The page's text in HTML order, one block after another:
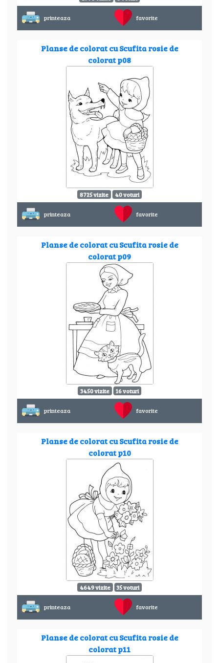
printeaza favorite
Planse de colorat cu Scufita rosie de
colorat p08
8725 vizite 40 voturi
printeaza favorite
Planse de colorat cu Scufita rosie de
colorat p09
3450 vizite 16 voturi
printeaza favorite
Planse de colorat cu Scufita rosie de
colorat p10
4649 vizite 35 voturi
printeaza favorite
Planse de colorat cu Scufita rosie de
colorat p11